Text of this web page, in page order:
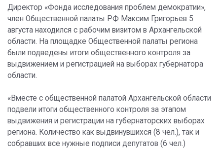
Директор «Фонда исследования проблем демократии»,
член Общественной палаты РФ Максим Григорьев 5
августа находился с рабочим визитом в Архангельской
области. На площадке Общественной палаты региона
были подведены итоги общественного контроля за
выдвижением и регистрацией на выборах губернатора
области.
«Вместе с общественной палатой Архангельской области
подвели итоги общественного контроля за этапом
выдвижения и регистрации на губернаторских выборах
региона. Количество как выдвинувшихся (8 чел.), так и
собравших все нужные подписи депутатов (6 чел.)